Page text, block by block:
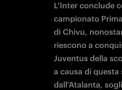
L'Inter conclude
campionato
di Chivu,
riescono a
Juventus della
a causa di
dall'Atalanta,